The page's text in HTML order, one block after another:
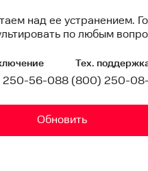
над ее устранением.
по любым
250-56-08
Тех.
8 (800) 250-
Обновить